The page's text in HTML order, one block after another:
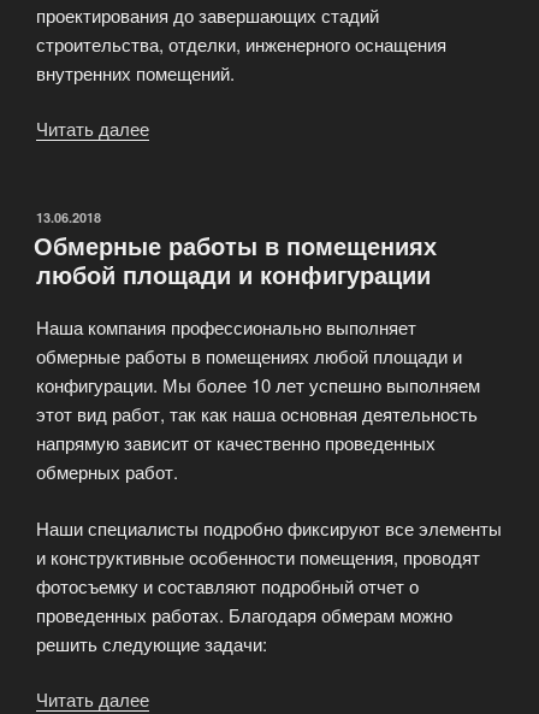
проектирования до завершающих стадий
строительства, отделки, инженерного оснащения
внутренних помещений.
Читать далее
предприятие
к
цели»
ОПУБЛИКОВАНО
13.06.2018
Обмерные работы в помещениях
любой площади и конфигурации
Наша компания профессионально выполняет
обмерные работы в помещениях любой площади и
конфигурации. Мы более 10 лет успешно выполняем
этот вид работ, так как наша основная деятельность
напрямую зависит от качественно проведенных
обмерных работ.
Наши специалисты подробно фиксируют все элементы
и конструктивные особенности помещения, проводят
фотосъемку и составляют подробный отчет о
проведенных работах. Благодаря обмерам можно
решить следующие задачи:
Читать далее